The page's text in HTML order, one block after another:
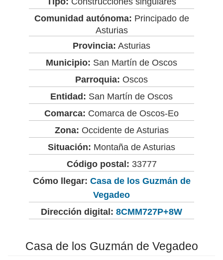
Comunidad autónoma: Principado de
Asturias
Provincia: Asturias
Municipio: San Martín de Oscos
Parroquia: Oscos
Entidad: San Martín de Oscos
Comarca: Comarca de Oscos-Eo
Zona: Occidente de Asturias
Situación: Montaña de Asturias
Código postal: 33777
Cómo llegar: Casa de los Guzmán de
Vegadeo
Dirección digital: 8CMM727P+8W
Casa de los Guzmán de Vegadeo